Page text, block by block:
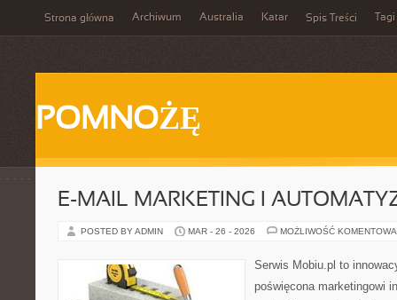
Strona główna Archiwum Australia Katar Spis Treści Tagi
POMNOŻĘ
E-MAIL MARKETING I
POSTED BY ADMIN MAR - 26 - 2026 MOŻLIWOŚĆ
Serwis Mobiu.pl to
poświęcona marketingowi